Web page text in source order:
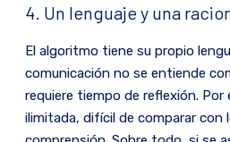
4. Un lenguaje y una
El algoritmo tiene su propio
comunicación no se entiende
requiere tiempo de reflexión. Por
ilimitada, difícil de comparar con